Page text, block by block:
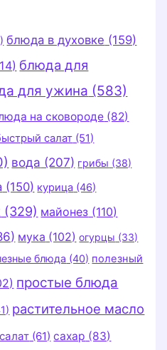
блюда в духовке (159)
блюда для
для ужина (583)
на сковороде (82)
салат (51)
вода (207) грибы (38)
(150) курица (46)
(329) майонез (110)
мука (102) огурцы (33)
блюда (40) полезный
простые блюда
растительное масло
салат (61) сахар (83)